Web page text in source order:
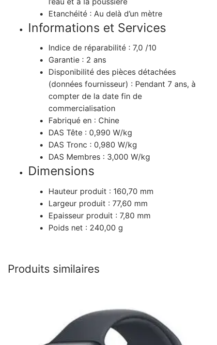
Etanchéité :Au delà d’un mètre
Informations et Services
Indice de réparabilité :7,0 /10
Garantie :2 ans
Disponibilité des pièces détachées
(données fournisseur) :Pendant 7 ans, à
compter de la date fin de
commercialisation
Fabriqué en :Chine
DAS Tête :0,990 W/kg
DAS Tronc :0,980 W/kg
DAS Membres :3,000 W/kg
Dimensions
Hauteur produit :160,70 mm
Largeur produit :77,60 mm
Epaisseur produit :7,80 mm
Poids net :240,00 g
Produits similaires